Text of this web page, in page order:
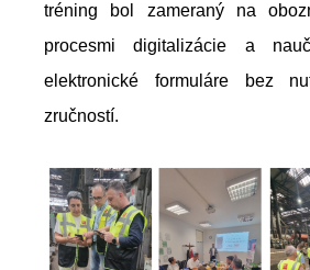
tréning bol zameraný na
procesmi digitalizácie a
elektronické formuláre bez
zručností.